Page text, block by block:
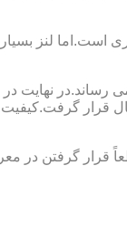
است.اما لنز
گرفت.کیفیت